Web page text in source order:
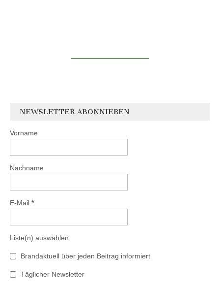
NEWSLETTER ABONNIEREN
Vorname
Nachname
E-Mail *
Liste(n) auswählen:
Brandaktuell über jeden Beitrag informiert
Täglicher Newsletter